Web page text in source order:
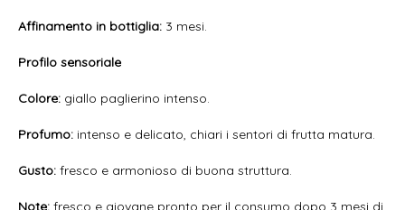
Affinamento in bottiglia: 3 mesi.
Profilo sensoriale
Colore: giallo paglierino intenso.
Profumo: intenso e delicato, chiari i sentori di frutta matura.
Gusto: fresco e armonioso di buona struttura.
Note: fresco e giovane pronto per il consumo dopo 3 mesi di